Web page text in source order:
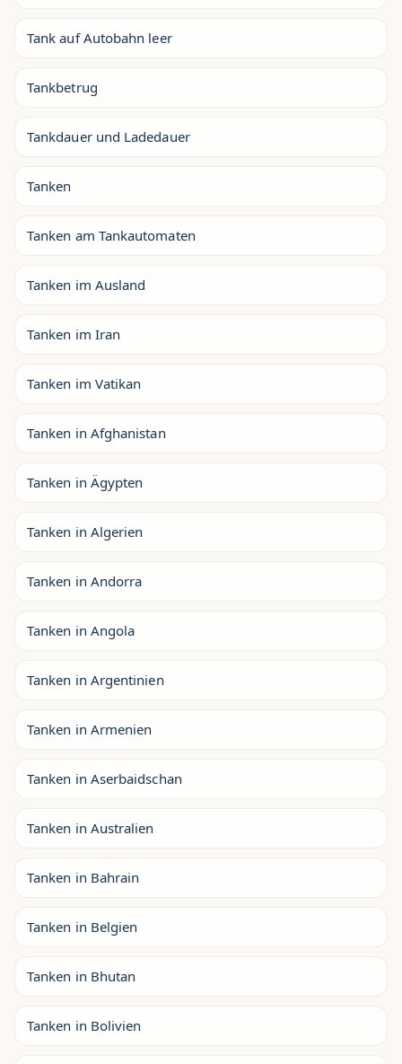
Tank auf Autobahn leer
Tankbetrug
Tankdauer und Ladedauer
Tanken
Tanken am Tankautomaten
Tanken im Ausland
Tanken im Iran
Tanken im Vatikan
Tanken in Afghanistan
Tanken in Ägypten
Tanken in Algerien
Tanken in Andorra
Tanken in Angola
Tanken in Argentinien
Tanken in Armenien
Tanken in Aserbaidschan
Tanken in Australien
Tanken in Bahrain
Tanken in Belgien
Tanken in Bhutan
Tanken in Bolivien